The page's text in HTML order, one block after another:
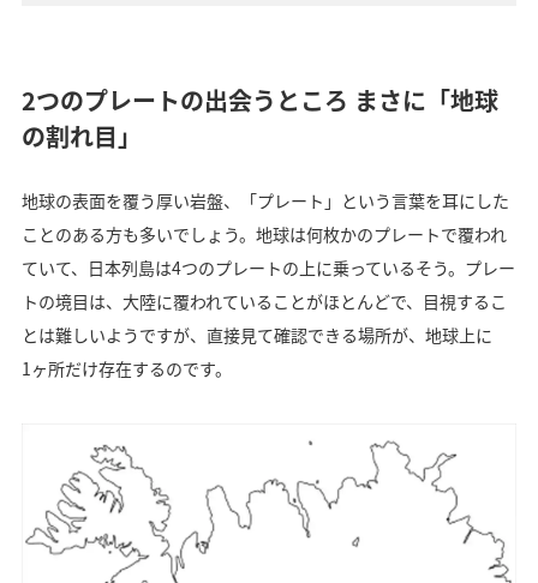
2つのプレートの出会うところ まさに「地球
の割れ目」
地球の表面を覆う厚い岩盤、「プレート」という言葉を耳にした
ことのある方も多いでしょう。地球は何枚かのプレートで覆われ
ていて、日本列島は4つのプレートの上に乗っているそう。プレー
トの境目は、大陸に覆われていることがほとんどで、目視するこ
とは難しいようですが、直接見て確認できる場所が、地球上に
1ヶ所だけ存在するのです。